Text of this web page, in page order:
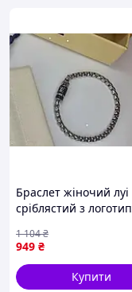
Браслет жіночий луі
сріблястий з
медична сталь Louis
Vuitton LV
CHAIN Seli
949 ₴
1 104₴
Купити